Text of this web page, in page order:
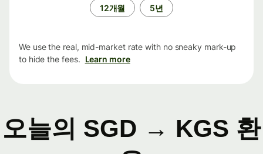
12개월 5년
We use the real, mid-market rate with no sneaky mark-up
to hide the fees. Learn more
오늘의 SGD → KGS 환